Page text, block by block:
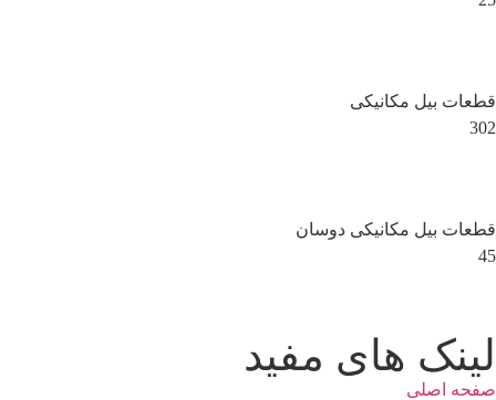
مکانیکی
مکانیکی دوسان
های مفید